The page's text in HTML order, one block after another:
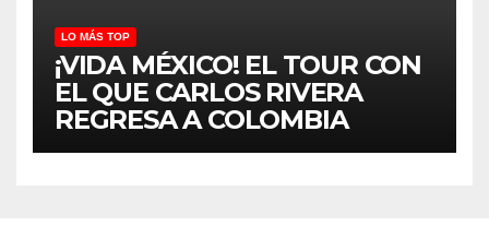
LO MÁS TOP
¡VIDA MÉXICO! EL TOUR CON
EL QUE CARLOS RIVERA
REGRESA A COLOMBIA